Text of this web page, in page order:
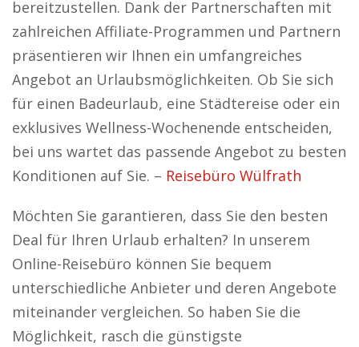
bereitzustellen. Dank der Partnerschaften mit
zahlreichen Affiliate-Programmen und Partnern
präsentieren wir Ihnen ein umfangreiches
Angebot an Urlaubsmöglichkeiten. Ob Sie sich
für einen Badeurlaub, eine Städtereise oder ein
exklusives Wellness-Wochenende entscheiden,
bei uns wartet das passende Angebot zu besten
Konditionen auf Sie. – Reisebüro Wülfrath
Möchten Sie garantieren, dass Sie den besten
Deal für Ihren Urlaub erhalten? In unserem
Online-Reisebüro können Sie bequem
unterschiedliche Anbieter und deren Angebote
miteinander vergleichen. So haben Sie die
Möglichkeit, rasch die günstigste